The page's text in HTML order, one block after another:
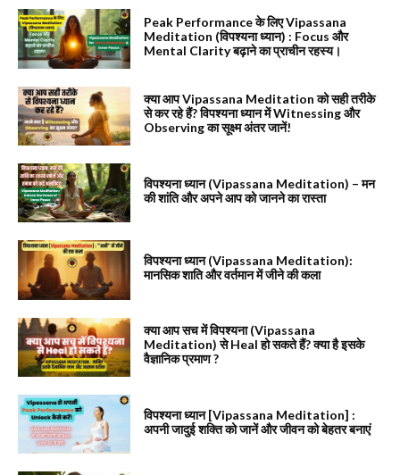
Peak Performance के लिए Vipassana
Meditation (विपश्यना ध्यान) : Focus और
Mental Clarity बढ़ाने का प्राचीन रहस्य।
क्या आप Vipassana Meditation को सही तरीके
से कर रहे हैं? विपश्यना ध्यान में Witnessing और
Observing का सूक्ष्म अंतर जानें!
विपश्यना ध्यान (Vipassana Meditation) – मन
की शांति और अपने आप को जानने का रास्ता
विपश्यना ध्यान (Vipassana Meditation):
मानसिक शाति और वर्तमान में जीने की कला
क्या आप सच में विपश्यना (Vipassana
Meditation) से Heal हो सकते हैं? क्या है इसके
वैज्ञानिक प्रमाण ?
विपश्यना ध्यान [Vipassana Meditation] :
अपनी जादुई शक्ति को जानें और जीवन को बेहतर बनाएं